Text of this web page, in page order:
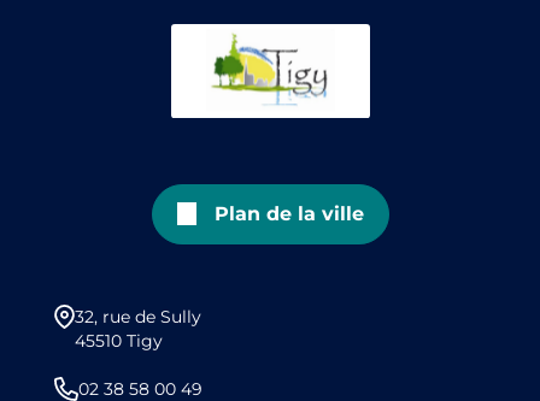
Plan de la ville
32, rue de Sully
45510 Tigy
02 38 58 00 49